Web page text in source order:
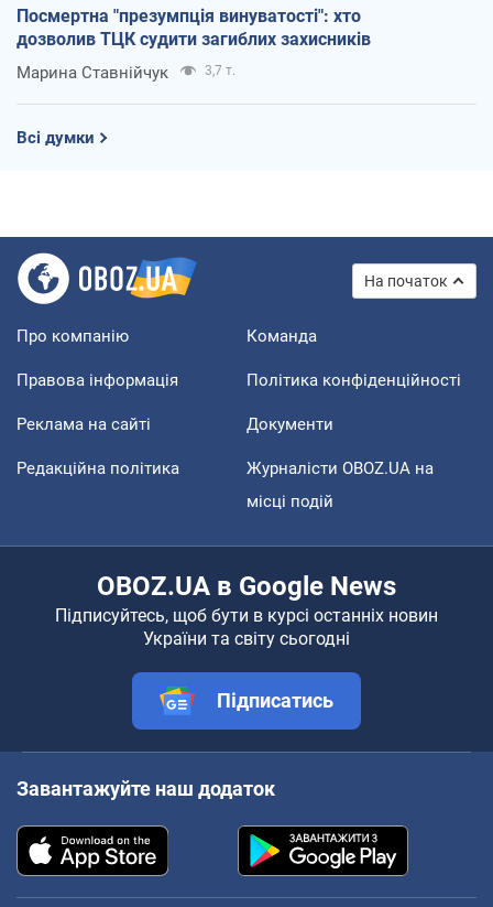
Посмертна "презумпція винуватості": хто
дозволив ТЦК судити загиблих захисників
Марина Ставнійчук 3,7 т.
Всі думки
На початок
Про компанію Команда
Правова інформація Політика конфіденційності
Реклама на сайті Документи
Редакційна політика
Журналісти OBOZ.UA на
місці подій
OBOZ.UA в Google News
Підписуйтесь, щоб бути в курсі останніх новин
України та світу сьогодні
Підписатись
Завантажуйте наш додаток